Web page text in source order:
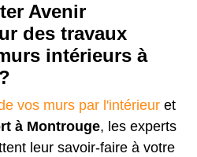
Avenir
des travaux
intérieurs à
vos murs par l'intérieur et
à Montrouge, les experts
leur savoir-faire à votre